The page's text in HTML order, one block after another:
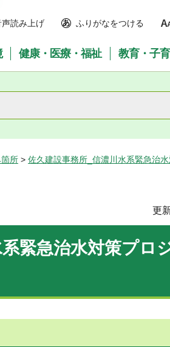
声読み上げ ふりがなをつける
健康・医療・福祉 教育・子
所 > 佐久建設事務所_信濃川水系緊急治
更
緊急治水対策プロ